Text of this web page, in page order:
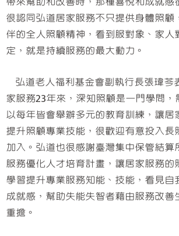
很認同弘道居家服務不只提供身體照顧
伴的全人照顧精神，看到服對象、家人
定，就是持續服務的最大動力。
弘道老人福利基金會副執行長張瑋芩
家服務23年來，深知照顧是一門學問，
以每年皆會舉辦多元的教育訓練，讓居
提升照顧專業技能，很歡迎有意投入長
加入。弘道也很感謝臺灣集中保管結算
服務優化人才培育計畫，讓居家服務的
學習提升專業服務知能、技能，看見自
成就感，幫助失能失智者藉由服務改善
重擔。